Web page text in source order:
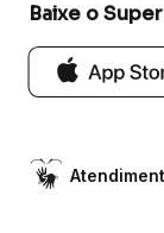
Baixe o